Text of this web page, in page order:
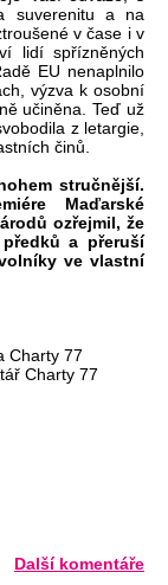
suverenitu a na
v čase i v
lidí spřízněných
EU nenaplnilo
výzva k osobní
učiněna. Teď už
z letargie,
činů.
stručnější.
Maďarské
ozřejmil, že
a přeruší
ve vlastní
Charty 77
Charty 77
Další komentáře